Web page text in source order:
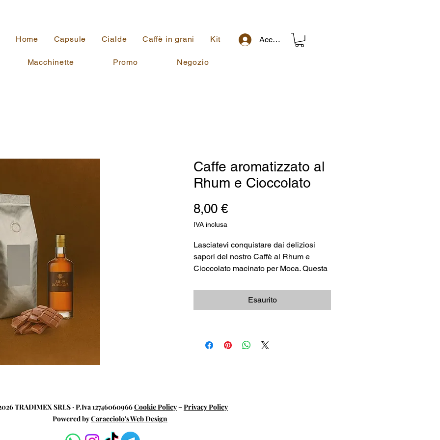
Home Capsule Cialde Caffè in grani Kit
Macchinette Promo Negozio
Accedi
Caffe aromatizzato al
Rhum e Cioccolato
8,00 €Prezzo
IVA inclusa
Lasciatevi conquistare dai deliziosi
sapori del nostro Caffè al Rhum e
Cioccolato macinato per Moca. Questa
è perfetta per preparare una deliziosa e
aromatica tazza di caffè a casa.
unico e avvolgente che delizierà
sicuramente il vostro palato.
un'esperienza gustativa con il nostro
Esaurito
TRADIMEX SRLS · P.Iva 12746060966Cookie Policy–Privacy Policy
Powered byCaracciolo's Web Design